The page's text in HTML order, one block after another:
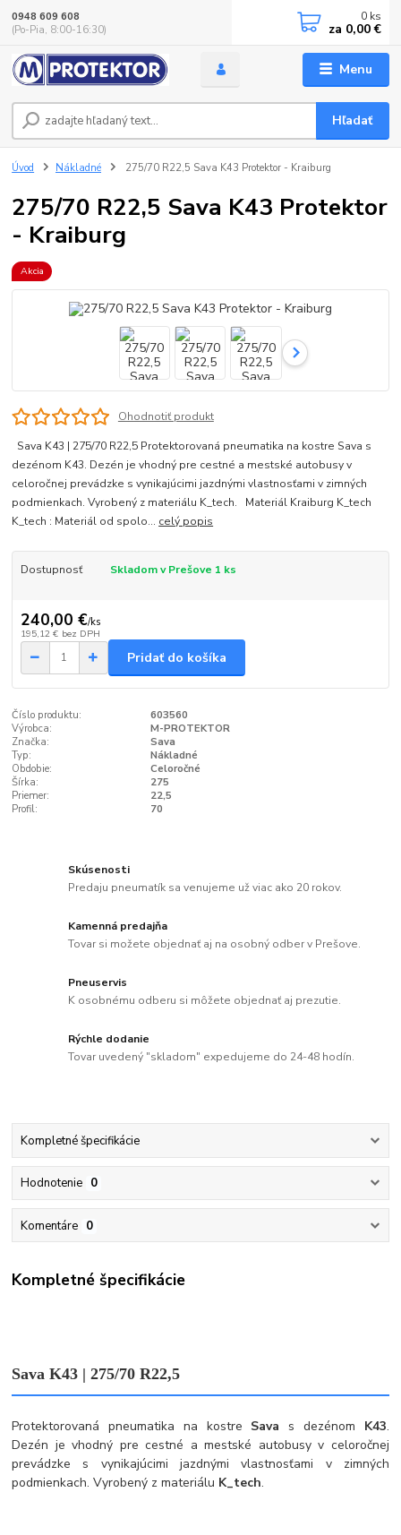
Menu
Hľadať
0948 609 608
(Po-Pia, 8:00-16:30)
0 ks
za 0,00 €
Úvod Nákladné 275/70 R22,5 Sava K43 Protektor - Kraiburg
275/70 R22,5 Sava K43 Protektor
- Kraiburg
Akcia
Ohodnotiť produkt
Sava K43 | 275/70 R22,5 Protektorovaná pneumatika na kostre Sava s
dezénom K43. Dezén je vhodný pre cestné a mestské autobusy v
celoročnej prevádzke s vynikajúcimi jazdnými vlastnosťami v zimných
podmienkach. Vyrobený z materiálu K_tech. Materiál Kraiburg K_tech
K_tech : Materiál od spolo... celý popis
Dostupnosť Skladom v Prešove 1 ks
240,00 €/ks
195,12 € bez DPH
Pridať do košíka
Číslo produktu:
603560
Výrobca:
M-PROTEKTOR
Značka:
Sava
Typ:
Nákladné
Obdobie:
Celoročné
Šírka:
275
Priemer:
22,5
Profil:
70
Skúsenosti
Predaju pneumatík sa venujeme už viac ako 20 rokov.
Kamenná predajňa
Tovar si možete objednať aj na osobný odber v Prešove.
Pneuservis
K osobnému odberu si môžete objednať aj prezutie.
Rýchle dodanie
Tovar uvedený "skladom" expedujeme do 24-48 hodín.
Kompletné špecifikácie
Hodnotenie 0
Komentáre 0
Kompletné špecifikácie
Sava K43 | 275/70 R22,5
Protektorovaná pneumatika na kostre Sava s dezénom K43.
Dezén je vhodný pre cestné a mestské autobusy v celoročnej
prevádzke s vynikajúcimi jazdnými vlastnosťami v zimných
podmienkach. Vyrobený z materiálu K_tech.